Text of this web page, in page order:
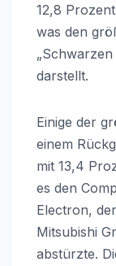
12,8
was den
darstellt.
Einige der
einem
mit 13,4
es den
Electron,
Mitsubishi
abstürzte.